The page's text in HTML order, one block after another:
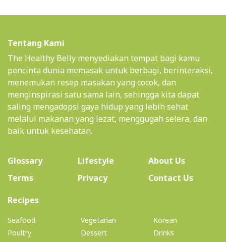
Tentang Kami
The Healthy Belly menyediakan tempat bagi kamu
pencinta dunia memasak untuk berbagi, berinteraksi,
menemukan resep masakan yang cocok, dan
menginspirasi satu sama lain, sehingga kita dapat
saling mengadopsi gaya hidup yang lebih sehat
melalui makanan yang lezat, menggugah selera, dan
baik untuk kesehatan.
Glossary Lifestyle About Us(current)
Terms
Privacy
Contact Us
Recipes(current)
Seafood
Poultry
Vegetarian
Dessert
Korean
Drinks